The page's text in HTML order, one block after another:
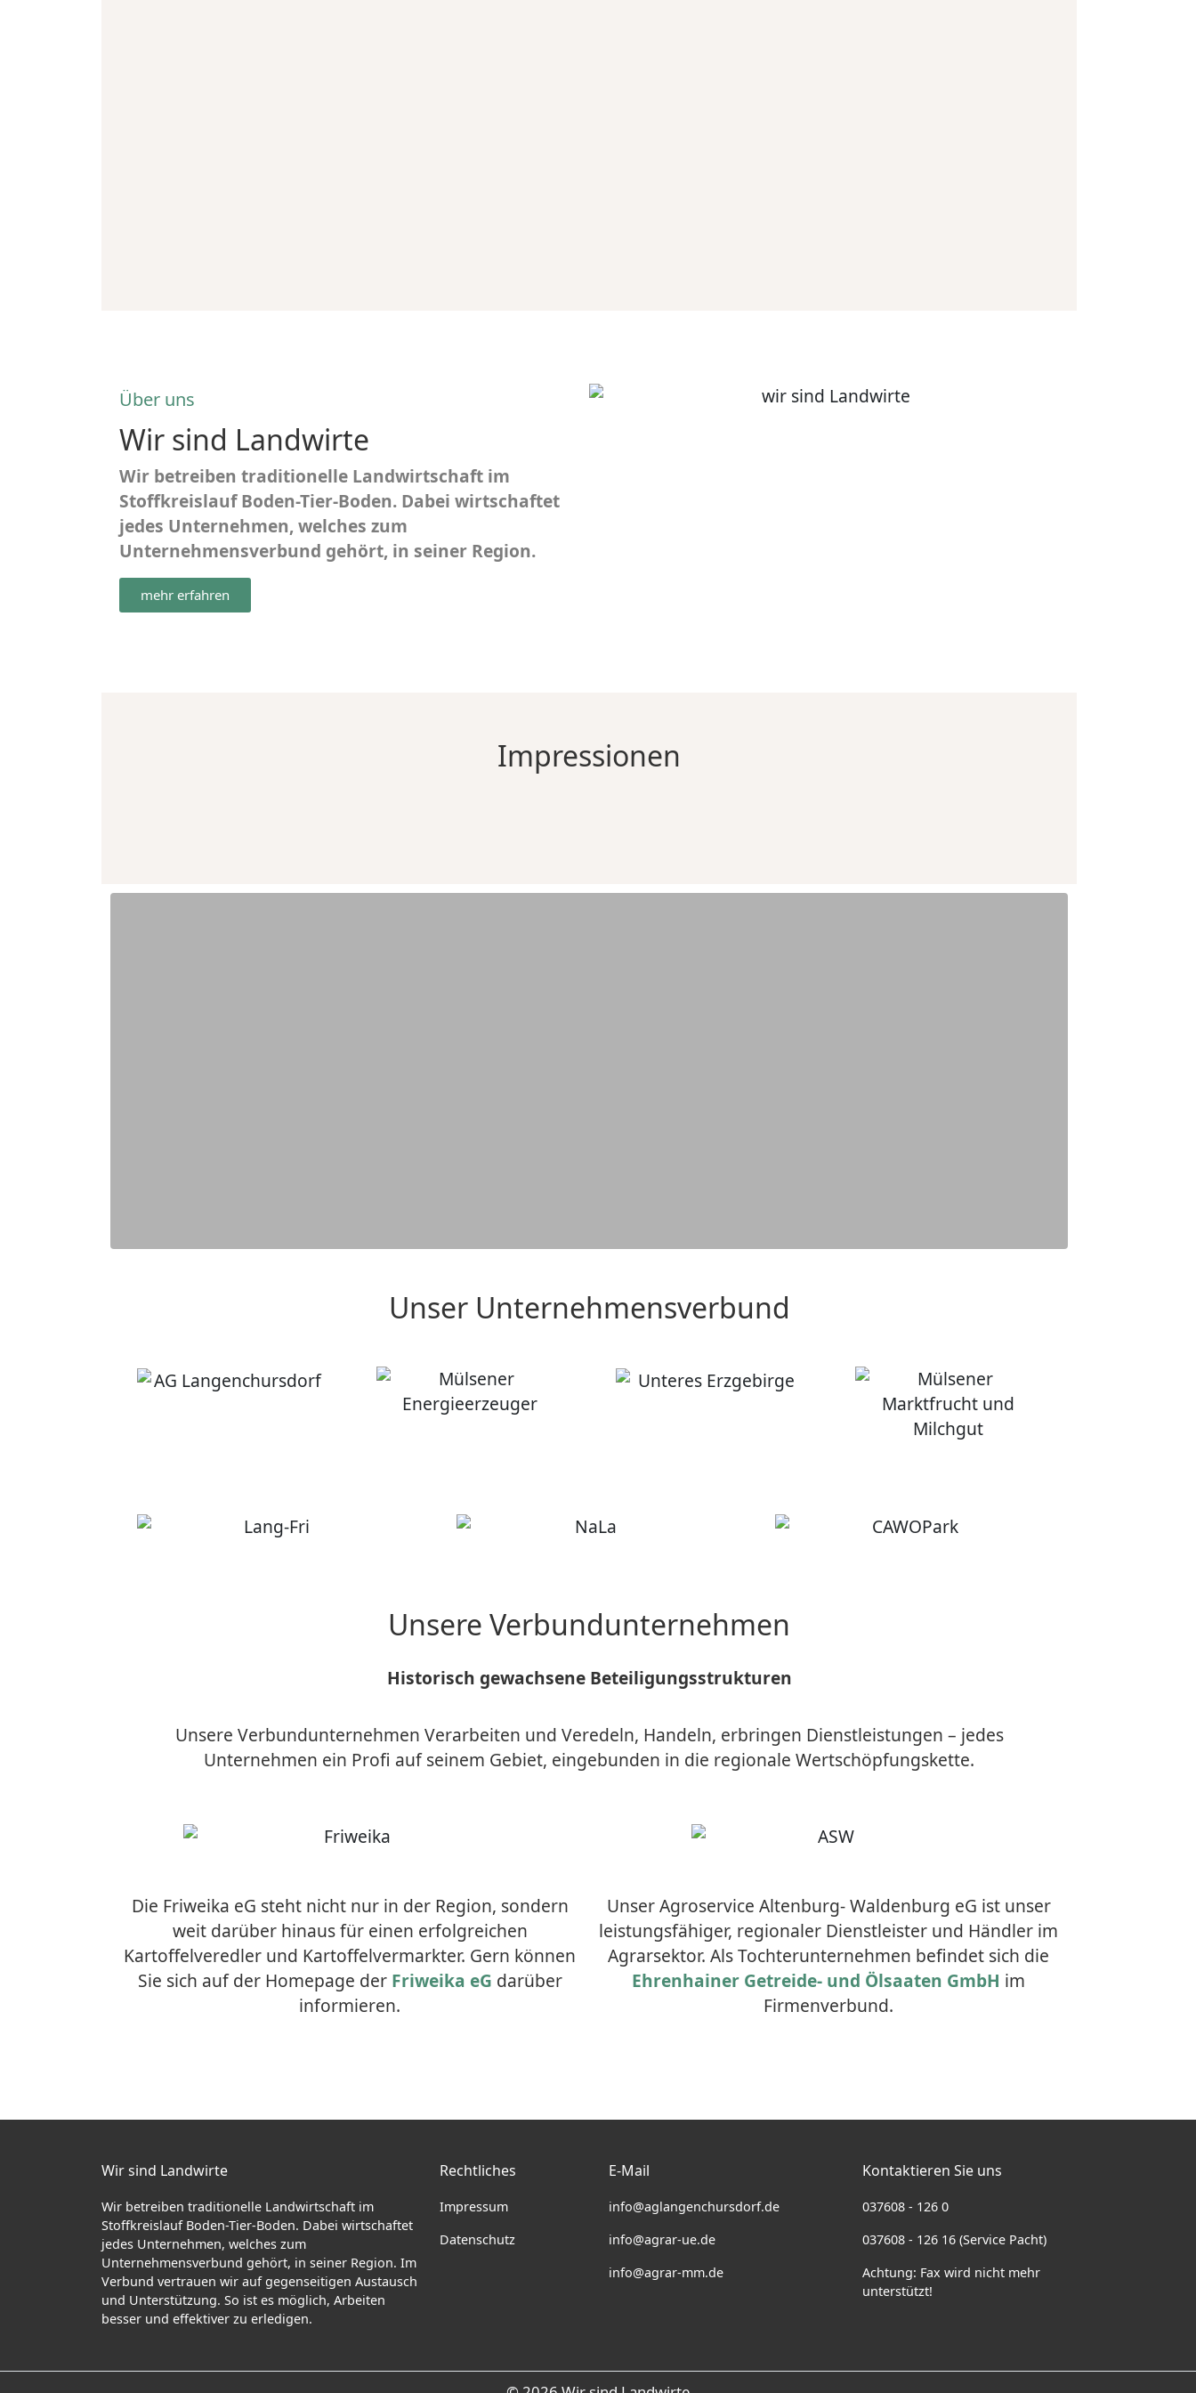
Über uns
Wir sind Landwirte
Wir betreiben traditionelle Landwirtschaft im
Stoffkreislauf Boden-Tier-Boden. Dabei wirtschaftet
jedes Unternehmen, welches zum
Unternehmensverbund gehört, in seiner Region.
mehr erfahren
Impressionen
Unser Unternehmensverbund
Unsere Verbundunternehmen
Historisch gewachsene Beteiligungsstrukturen
Unsere Verbundunternehmen Verarbeiten und Veredeln, Handeln, erbringen Dienstleistungen – jedes
Unternehmen ein Profi auf seinem Gebiet, eingebunden in die regionale Wertschöpfungskette.
Die Friweika eG steht nicht nur in der Region, sondern
weit darüber hinaus für einen erfolgreichen
Kartoffelveredler und Kartoffelvermarkter. Gern können
Sie sich auf der Homepage der Friweika eG darüber
informieren.
Unser Agroservice Altenburg- Waldenburg eG ist unser
leistungsfähiger, regionaler Dienstleister und Händler im
Agrarsektor. Als Tochterunternehmen befindet sich die
Ehrenhainer Getreide- und Ölsaaten GmbH im
Firmenverbund.
Wir sind Landwirte
Wir betreiben traditionelle Landwirtschaft im
Stoffkreislauf Boden-Tier-Boden. Dabei wirtschaftet
jedes Unternehmen, welches zum
Unternehmensverbund gehört, in seiner Region. Im
Verbund vertrauen wir auf gegenseitigen Austausch
und Unterstützung. So ist es möglich, Arbeiten
besser und effektiver zu erledigen.
Rechtliches
Impressum
Datenschutz
E-Mail
info@aglangenchursdorf.de
info@agrar-ue.de
info@agrar-mm.de
Kontaktieren Sie uns
037608 - 126 0
037608 - 126 16 (Service Pacht)
Achtung: Fax wird nicht mehr
unterstützt!